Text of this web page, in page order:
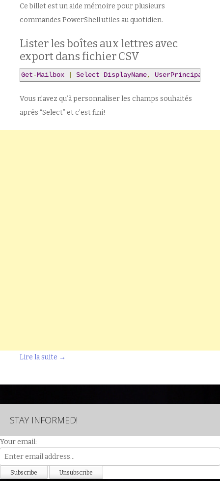
Ce billet est un aide mémoire pour plusieurs
commandes PowerShell utiles au quotidien.
Lister les boîtes aux lettres avec
export dans fichier CSV
Get-Mailbox Select DisplayName,
Vous n’avez qu’à personnaliser les champs souhaités
après “Select” et c’est fini!
Lire la suite →
STAY INFORMED!
Your email: